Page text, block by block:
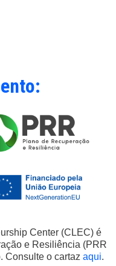
Center (CLEC) é
e Resiliência (PRR
Consulte o cartaz aqui.